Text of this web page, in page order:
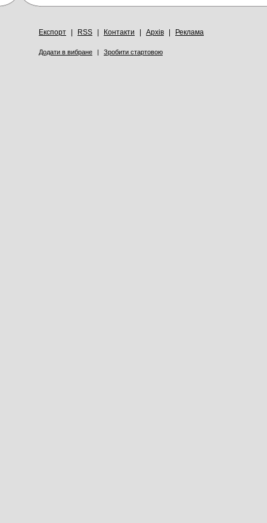
Експорт | RSS | Контакти | Архів | Реклама
Додати в вибране | Зробити стартовою